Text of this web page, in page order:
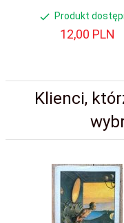
Produkt
12,00 PLN
Klienci,